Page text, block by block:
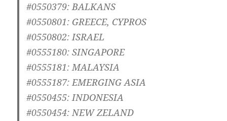
#0550379: BALKANS
#0550801: GREECE, CYPROS
#0550802: ISRAEL
#0555180: SINGAPORE
#0555181: MALAYSIA
#0555187: EMERGING ASIA
#0550455: INDONESIA
#0550454: NEW ZELAND